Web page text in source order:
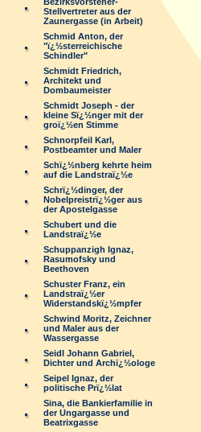
Stellvertreter aus der
Zaunergasse (in Arbeit)
Schmid Anton, der
"ï¿½sterreichische
Schindler"
Schmidt Friedrich,
Architekt und
Dombaumeister
Schmidt Joseph - der
kleine Sï¿½nger mit der
groï¿½en Stimme
Schnorpfeil Karl,
Postbeamter und Maler
Schï¿½nberg kehrte heim
auf die Landstraï¿½e
Schrï¿½dinger, der
Nobelpreistrï¿½ger aus
der Apostelgasse
Schubert und die
Landstraï¿½e
Schuppanzigh Ignaz,
Rasumofsky und
Beethoven
Schuster Franz, ein
Landstraï¿½er
Widerstandskï¿½mpfer
Schwind Moritz, Zeichner
und Maler aus der
Wassergasse
Seidl Johann Gabriel,
Dichter und Archï¿½ologe
Seipel Ignaz, der
politische Prï¿½lat
Sina, die Bankierfamilie in
der Ungargasse und
Beatrixgasse